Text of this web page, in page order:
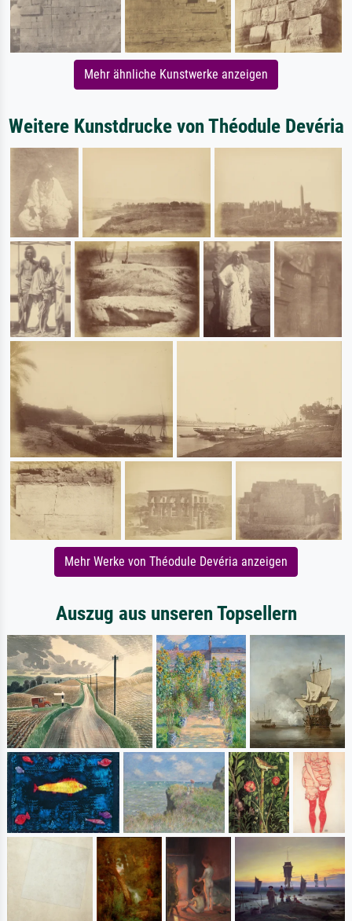
Mehr ähnliche Kunstwerke anzeigen
Weitere Kunstdrucke von Théodule Devéria
Mehr Werke von Théodule Devéria anzeigen
Auszug aus unseren Topsellern